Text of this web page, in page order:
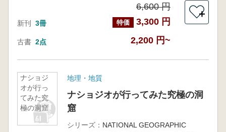
新刊 3冊
6,600 円
特価 3,300 円
古書 2点 2,200 円~
＋
ナショジ
オが行っ
てみた究
極の洞窟
地理・地質
ナショジオが行ってみた究極の洞
窟
シリーズ： NATIONAL GEOGRAPHIC